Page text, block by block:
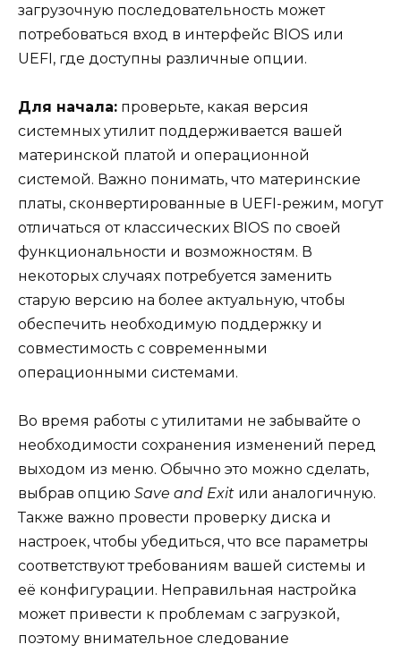
загрузочную последовательность может
потребоваться вход в интерфейс BIOS или
UEFI, где доступны различные опции.
Для начала: проверьте, какая версия
системных утилит поддерживается вашей
материнской платой и операционной
системой. Важно понимать, что материнские
платы, сконвертированные в UEFI-режим, могут
отличаться от классических BIOS по своей
функциональности и возможностям. В
некоторых случаях потребуется заменить
старую версию на более актуальную, чтобы
обеспечить необходимую поддержку и
совместимость с современными
операционными системами.
Во время работы с утилитами не забывайте о
необходимости сохранения изменений перед
выходом из меню. Обычно это можно сделать,
выбрав опцию Save and Exit или аналогичную.
Также важно провести проверку диска и
настроек, чтобы убедиться, что все параметры
соответствуют требованиям вашей системы и
её конфигурации. Неправильная настройка
может привести к проблемам с загрузкой,
поэтому внимательное следование